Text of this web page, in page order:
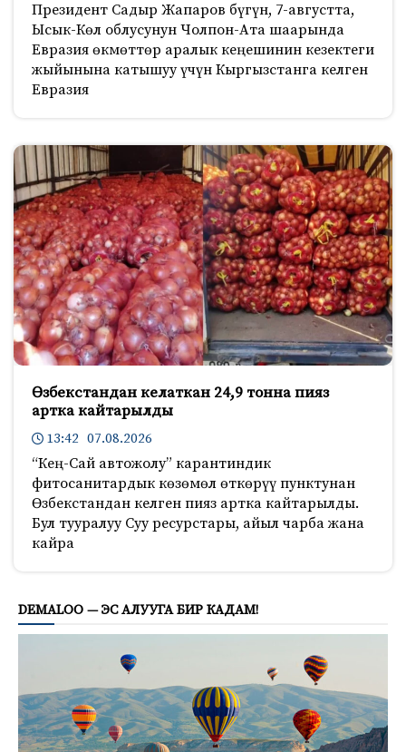
Президент Садыр Жапаров бүгүн, 7-августта,
Ысык-Көл облусунун Чолпон-Ата шаарында
Евразия өкмөттөр аралык кеңешинин кезектеги
жыйынына катышуу үчүн Кыргызстанга келген
Евразия
Өзбекстандан келаткан 24,9 тонна пияз
артка кайтарылды
13:42 07.08.2026
“Кең-Сай автожолу” карантиндик
фитосанитардык көзөмөл өткөрүү пунктунан
Өзбекстандан келген пияз артка кайтарылды.
Бул тууралуу Суу ресурстары, айыл чарба жана
кайра
DEMALOO — ЭС АЛУУГА БИР КАДАМ!